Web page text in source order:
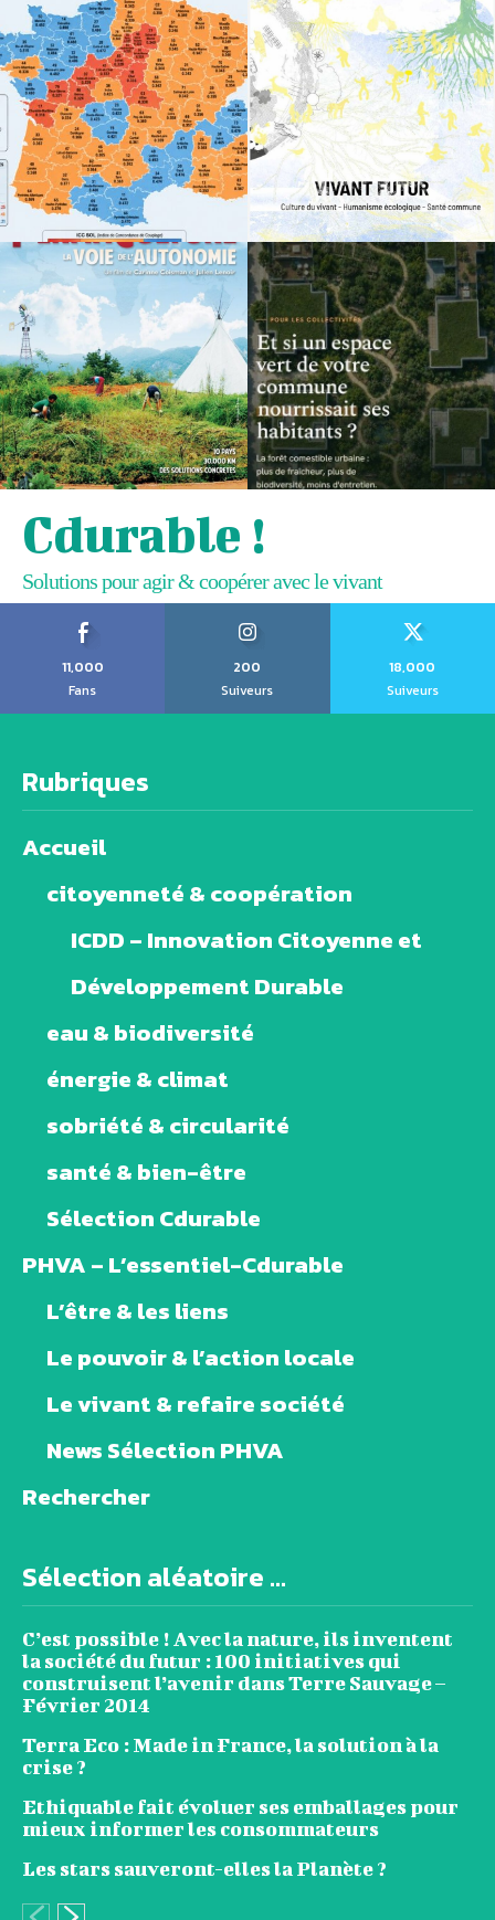
Cdurable !
Solutions pour agir & coopérer avec le vivant
11,000
Fans
200
Suiveurs
18,000
Suiveurs
Rubriques
Accueil
citoyenneté & coopération
ICDD – Innovation Citoyenne et
Développement Durable
eau & biodiversité
énergie & climat
sobriété & circularité
santé & bien-être
Sélection Cdurable
PHVA – L’essentiel-Cdurable
L’être & les liens
Le pouvoir & l’action locale
Le vivant & refaire société
News Sélection PHVA
Rechercher
Sélection aléatoire ...
C’est possible ! Avec la nature, ils inventent
la société du futur : 100 initiatives qui
construisent l’avenir dans Terre Sauvage –
Février 2014
Terra Eco : Made in France, la solution à la
crise ?
Ethiquable fait évoluer ses emballages pour
mieux informer les consommateurs
Les stars sauveront-elles la Planète ?